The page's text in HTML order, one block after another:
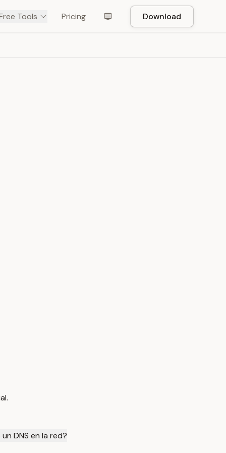
Tools Pricing Download
DNS en la red?